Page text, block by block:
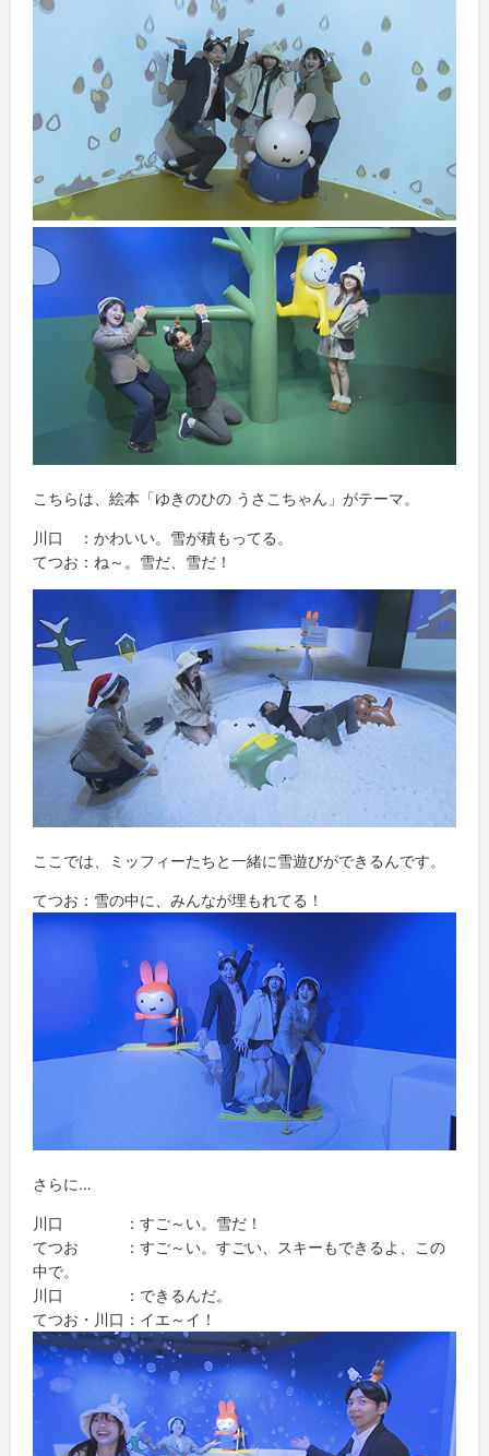
こちらは、絵本「ゆきのひの うさこちゃん」がテーマ。
川口 ：かわいい。雪が積もってる。
てつお：ね～。雪だ、雪だ！
ここでは、ミッフィーたちと一緒に雪遊びができるんです。
てつお：雪の中に、みんなが埋もれてる！
さらに…
川口 ：すご～い。雪だ！
てつお ：すご～い。すごい、スキーもできるよ、この
中で。
川口 ：できるんだ。
てつお・川口：イエ～イ！